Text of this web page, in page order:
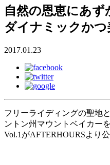
自然の恩恵にあ
ダイナミックか
2017.01.23
フリーライディングの聖地
ントン州マウントベイカー
Vol.1がAFTERHOURSより公